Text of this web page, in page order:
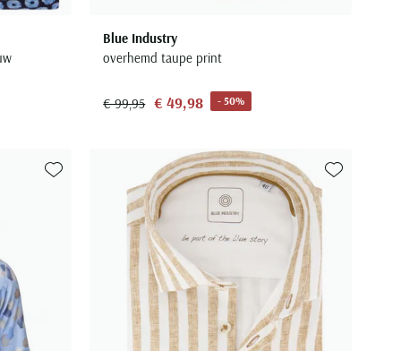
Blue Industry
overhemd taupe print
€ 99,95 € 49,98 - 50%
Toevoegen aan favorieten